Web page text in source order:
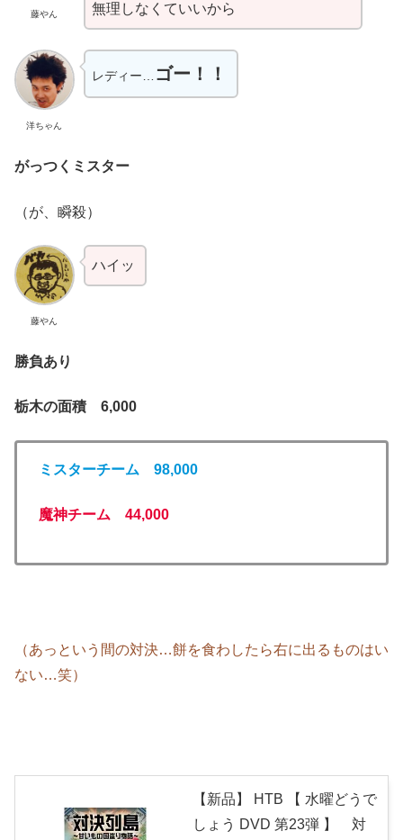
藤やん
無理しなくていいから
洋ちゃん
レディー… ゴー！！
がっつくミスター
（が、瞬殺）
藤やん
ハイッ
勝負あり
栃木の面積 6,000
ミスターチーム 98,000
魔神チーム 44,000
（あっという間の対決…餅を食わしたら右に出るものはい
ない…笑）
【新品】 HTB 【 水曜どうで
しょう DVD 第23弾 】 対